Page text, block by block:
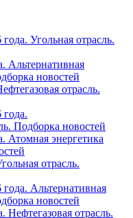
Угольная отрасль.
Альтернативная
новостей
отрасль.
Подборка новостей
Атомная энергетика
отрасль.
Альтернативная
новостей
Нефтегазовая отрасль.